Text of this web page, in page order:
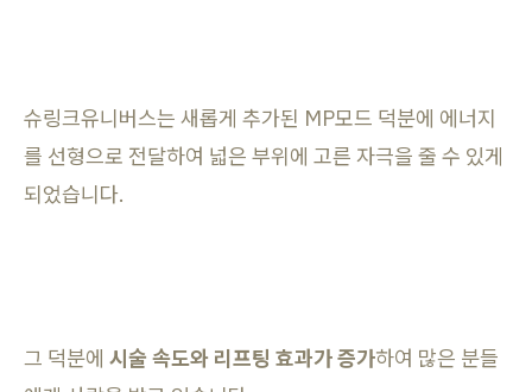
슈링크유니버스는 새롭게 추가된 MP모드 덕분에 에너지
를 선형으로 전달하여 넓은 부위에 고른 자극을 줄 수 있게
되었습니다.
그 덕분에 시술 속도와 리프팅 효과가 증가하여 많은 분들